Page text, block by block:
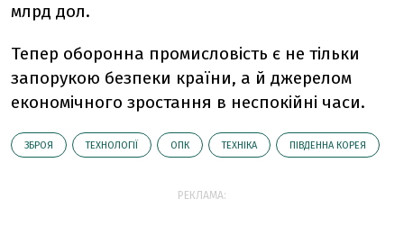
млрд дол.
Тепер оборонна промисловість є не тільки
запорукою безпеки країни, а й джерелом
економічного зростання в неспокійні часи.
ЗБРОЯ ТЕХНОЛОГІЇ ОПК ТЕХНІКА ПІВДЕННА КОРЕЯ
РЕКЛАМА: